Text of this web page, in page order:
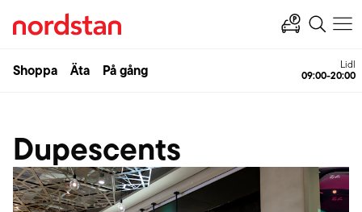
Shoppa Äta På gång Lidl
09:00-20:00
Dupescents